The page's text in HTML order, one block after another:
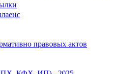
правовых актов